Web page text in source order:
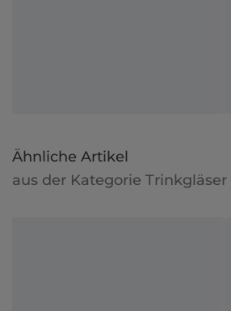
Ähnliche Artikel
aus der Kategorie Trinkgläser